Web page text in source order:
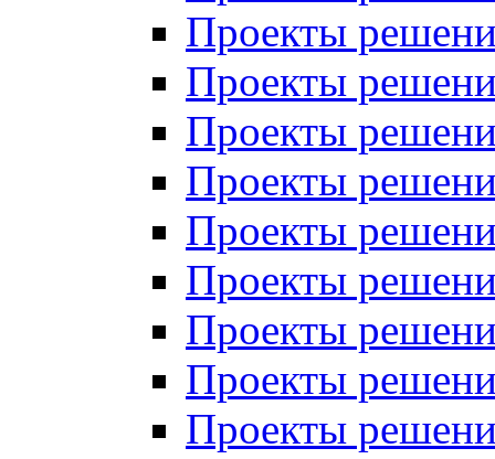
Проекты
Проекты
Проекты
Проекты
Проекты
Проекты
Проекты
Проекты
Проекты